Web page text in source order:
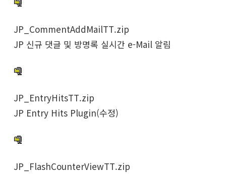
JP_CommentAddMailTT.zip
JP 신규 댓글 및 방명록 실시간 e-Mail 알림
JP_EntryHitsTT.zip
JP Entry Hits Plugin(수정)
JP_FlashCounterViewTT.zip